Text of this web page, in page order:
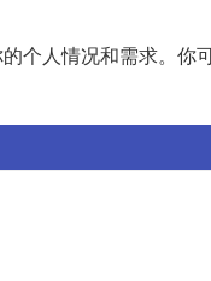
个人情况和需求。